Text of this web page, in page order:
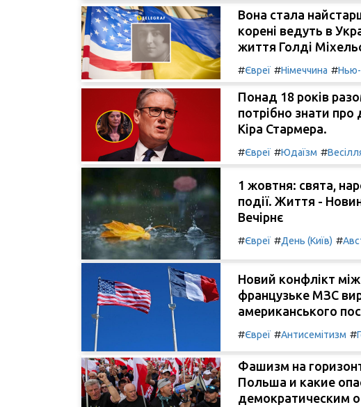
Вона стала
корені ведуть в
життя Голді
#Євреї #Німеччина #
Понад 18 років
потрібно знати
Кіра Стармера.
#Євреї #Юдаїзм #
1 жовтня: свята,
події. Життя -
Вечірнє
#Євреї #День (Київ) #
Новий конфлікт
французьке МЗС
американського
#Євреї #Антисемітизм #
Фашизм на
Польша и какие
демократическим